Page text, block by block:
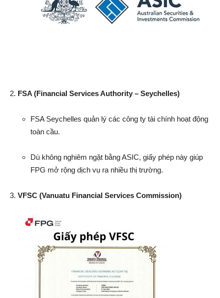
2. FSA (Financial Services Authority – Seychelles)
FSA Seychelles quản lý các công ty tài chính hoạt động
toàn cầu.
Dù không nghiêm ngặt bằng ASIC, giấy phép này giúp
FPG mở rộng dịch vụ ra nhiều thị trường.
3. VFSC (Vanuatu Financial Services Commission)